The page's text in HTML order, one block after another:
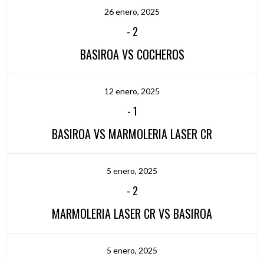
26 enero, 2025
- 2
BASIROA VS COCHEROS
12 enero, 2025
-1
BASIROA VS MARMOLERIA LASER CR
5 enero, 2025
- 2
MARMOLERIA LASER CR VS BASIROA
5 enero, 2025